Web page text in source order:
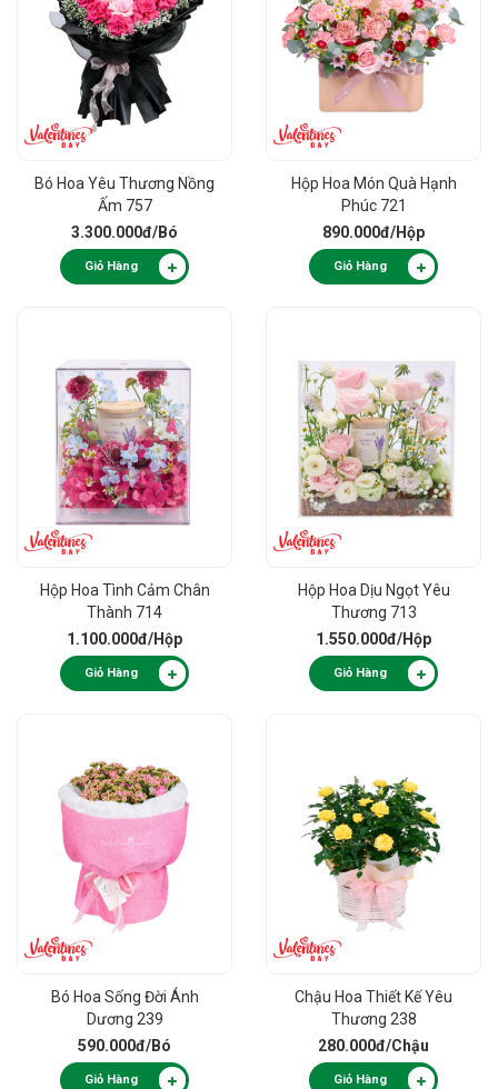
Bó Hoa Yêu Thương Nồng
Ấm 757
3.300.000đ/Bó
Giỏ Hàng
Hộp Hoa Món Quà Hạnh
Phúc 721
890.000đ/Hộp
Giỏ Hàng
Hộp Hoa Tình Cảm Chân
Thành 714
1.100.000đ/Hộp
Giỏ Hàng
Hộp Hoa Dịu Ngọt Yêu
Thương 713
1.550.000đ/Hộp
Giỏ Hàng
Bó Hoa Sống Đời Ánh
Dương 239
590.000đ/Bó
Giỏ Hàng
Chậu Hoa Thiết Kế Yêu
Thương 238
280.000đ/Chậu
Giỏ Hàng